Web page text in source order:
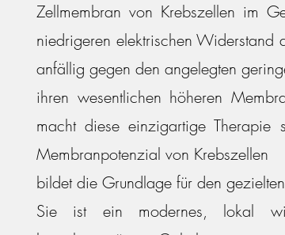
Zellmembran von Krebszellen im
niedrigeren elektrischen Widerstand
anfällig gegen den angelegten
ihren wesentlichen höheren
macht diese einzigartige Therapie
Membranpotenzial von Krebszellen
bildet die Grundlage für den
Sie ist ein modernes, lokal